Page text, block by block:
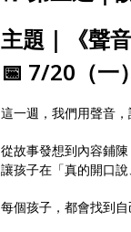
主題｜《聲
📅 7/20（一
這一週，我們用聲音，
從故事發想到內容鋪
讓孩子在「真的開口
每個孩子，都會找到